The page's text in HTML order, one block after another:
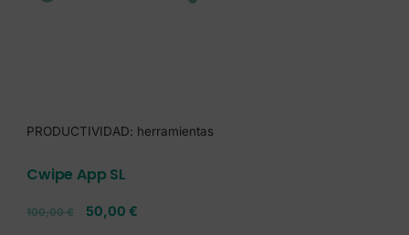
PRODUCTIVIDAD: herramientas
Cwipe App SL
100,00€ 50,00 €